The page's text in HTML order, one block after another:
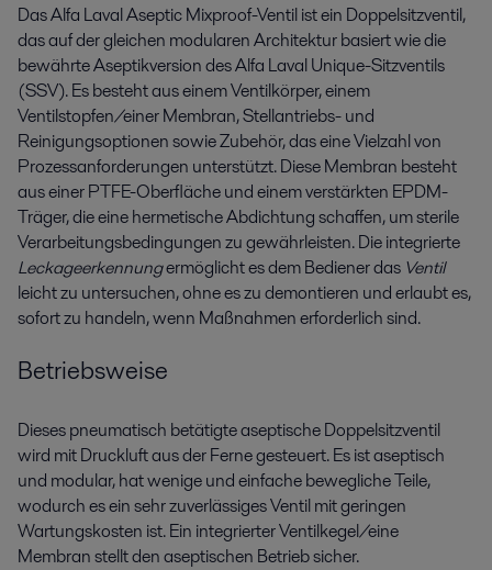
Das Alfa Laval Aseptic Mixproof-Ventil ist ein Doppelsitzventil,
das auf der gleichen modularen Architektur basiert wie die
bewährte Aseptikversion des Alfa Laval Unique-Sitzventils
(SSV). Es besteht aus einem Ventilkörper, einem
Ventilstopfen/einer Membran, Stellantriebs- und
Reinigungsoptionen sowie Zubehör, das eine Vielzahl von
Prozessanforderungen unterstützt. Diese Membran besteht
aus einer PTFE-Oberfläche und einem verstärkten EPDM-
Träger, die eine hermetische Abdichtung schaffen, um sterile
Verarbeitungsbedingungen zu gewährleisten. Die integrierte
Leckageerkennungermöglicht es dem Bediener das Ventil
leicht zu untersuchen, ohne es zu demontieren und erlaubt es,
sofort zu handeln, wenn Maßnahmen erforderlich sind.
Betriebsweise
Dieses pneumatisch betätigte aseptische Doppelsitzventil
wird mit Druckluft aus der Ferne gesteuert. Es ist aseptisch
und modular, hat wenige und einfache bewegliche Teile,
wodurch es ein sehr zuverlässiges Ventil mit geringen
Wartungskosten ist. Ein integrierter Ventilkegel/eine
Membran stellt den aseptischen Betrieb sicher.